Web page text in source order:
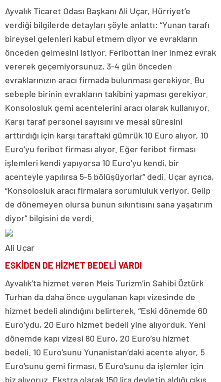
Ayvalık Ticaret Odası Başkanı Ali Uçar, Hürriyet’e
verdiği bilgilerde detayları şöyle anlattı: “Yunan tarafı
bireysel gelenleri kabul etmem diyor ve evrakların
önceden gelmesini istiyor. Feribottan iner inmez evrak
vererek geçemiyorsunuz, 3-4 gün önceden
evraklarınızın aracı firmada bulunması gerekiyor. Bu
sebeple birinin evrakların takibini yapması gerekiyor.
Konsolosluk gemi acentelerini aracı olarak kullanıyor.
Karşı taraf personel sayısını ve mesai süresini
arttırdığı için karşı taraftaki gümrük 10 Euro alıyor, 10
Euro’yu feribot firması alıyor. Eğer feribot firması
işlemleri kendi yapıyorsa 10 Euro’yu kendi, bir
acenteyle yapılırsa 5-5 bölüşüyorlar” dedi. Uçar ayrıca,
“Konsolosluk aracı firmalara sorumluluk veriyor. Gelip
de dönemeyen olursa bunun sıkıntısını sana yaşatırım
diyor” bilgisini de verdi.
Ali Uçar
ESKİDEN DE HİZMET BEDELİ VARDI
Ayvalık’ta hizmet veren Meis Turizm’in Sahibi Öztürk
Turhan da daha önce uygulanan kapı vizesinde de
hizmet bedeli alındığını belirterek, “Eski dönemde 60
Euro’ydu, 20 Euro hizmet bedeli yine alıyorduk. Yeni
dönemde kapı vizesi 80 Euro, 20 Euro’su hizmet
bedeli. 10 Euro’sunu Yunanistan’daki acente alıyor, 5
Euro’sunu gemi firması, 5 Euro’sunu da işlemler için
biz alıyoruz. Ekstra olarak 150 lira devletin aldığı çıkış